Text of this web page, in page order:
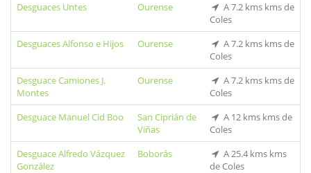
Desguaces Untes
Ourense
A 7.2 kms kms de
Coles
Desguaces Alfonso e Hijos
Ourense
A 7.2 kms kms de
Coles
Desguace Camiones J.
Montes
Ourense
A 7.2 kms kms de
Coles
Desguace Manuel Cid Boo
San Ciprián de
Viñas
A 12 kms kms de
Coles
Desguace Alfredo Vázquez
González
Boborás
A 25.4 kms kms
de Coles